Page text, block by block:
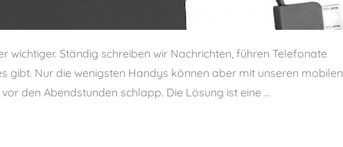
wichtiger. Ständig schreiben wir Nachrichten, führen Telefonate
gibt. Nur die wenigsten Handys können aber mit unseren mobilen
den Abendstunden schlapp. Die Lösung ist eine ...